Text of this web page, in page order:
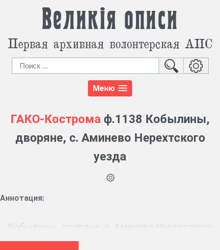
Великія описи
Первая архивная волонтерская АИС
Меню
ГАКО-Кострома ф.1138 Кобылины,
дворяне, с. Аминево Нерехтского
уезда
Аннотация:
Кобылины, дворяне, с. Аминево Нерехтского